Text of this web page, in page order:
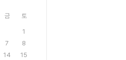
금 토
1
7
8
14
15